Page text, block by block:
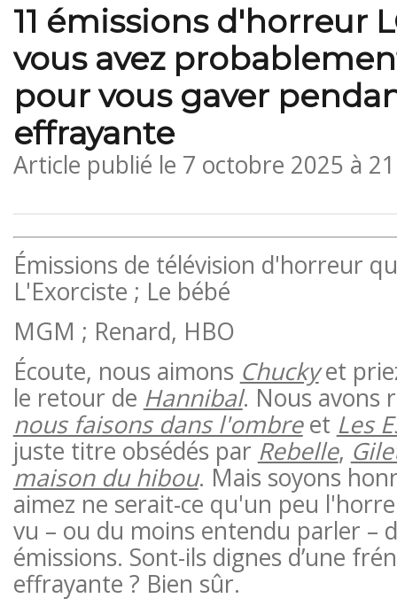
11 émissions d'horreur
vous avez
pour vous gaver
effrayante
Article publié le 7 octobre 2025 à
Émissions de télévision d'horreur
L'Exorciste ; Le bébé
MGM ; Renard, HBO
Écoute, nous aimons Chuckyet
le retour de Hannibal. Nous avons
nous faisons dans l'ombreet Les
juste titre obsédés par Rebelle,
maison du hibou. Mais soyons
aimez ne serait-ce qu'un peu
vu – ou du moins entendu parler –
émissions. Sont-ils dignes d’une
effrayante ? Bien sûr.